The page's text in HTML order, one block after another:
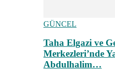
GÜNCEL
Taha Elgazi ve
Merkezleri’nde
Abdulhalim…